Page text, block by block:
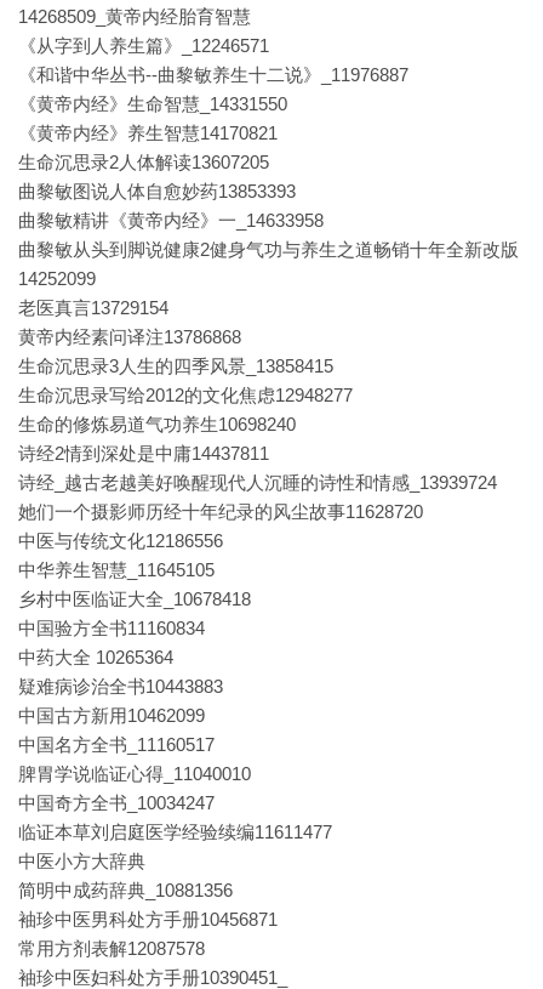
14268509_黄帝内经胎育智慧
《从字到人养生篇》_12246571
《和谐中华丛书--曲黎敏养生十二说》_11976887
《黄帝内经》生命智慧_14331550
《黄帝内经》养生智慧14170821
生命沉思录2人体解读13607205
曲黎敏图说人体自愈妙药13853393
曲黎敏精讲《黄帝内经》一_14633958
曲黎敏从头到脚说健康2健身气功与养生之道畅销十年全新改版
14252099
老医真言13729154
黄帝内经素问译注13786868
生命沉思录3人生的四季风景_13858415
生命沉思录写给2012的文化焦虑12948277
生命的修炼易道气功养生10698240
诗经2情到深处是中庸14437811
诗经_越古老越美好唤醒现代人沉睡的诗性和情感_13939724
她们一个摄影师历经十年纪录的风尘故事11628720
中医与传统文化12186556
中华养生智慧_11645105
乡村中医临证大全_10678418
中国验方全书11160834
中药大全 10265364
疑难病诊治全书10443883
中国古方新用10462099
中国名方全书_11160517
脾胃学说临证心得_11040010
中国奇方全书_10034247
临证本草刘启庭医学经验续编11611477
中医小方大辞典
简明中成药辞典_10881356
袖珍中医男科处方手册10456871
常用方剂表解12087578
袖珍中医妇科处方手册10390451_